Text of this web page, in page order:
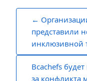
Навигация
записям
представили
инклюзивной
Bcachefs
за конфликта